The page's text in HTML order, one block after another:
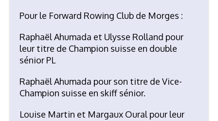
Pour le Forward Rowing Club de Morges :
Raphaël Ahumada et Ulysse Rolland pour
leur titre de Champion suisse en double
sénior PL
Raphaël Ahumada pour son titre de Vice-
Champion suisse en skiff sénior.
Louise Martin et Margaux Oural pour leur